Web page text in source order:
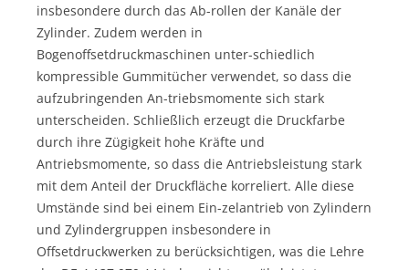
insbesondere durch das Ab-rollen der Kanäle der
Zylinder. Zudem werden in
Bogenoffsetdruckmaschinen unter-schiedlich
kompressible Gummitücher verwendet, so dass die
aufzubringenden An-triebsmomente sich stark
unterscheiden. Schließlich erzeugt die Druckfarbe
durch ihre Zügigkeit hohe Kräfte und
Antriebsmomente, so dass die Antriebsleistung stark
mit dem Anteil der Druckfläche korreliert. Alle diese
Umstände sind bei einem Ein-zelantrieb von Zylindern
und Zylindergruppen insbesondere in
Offsetdruckwerken zu berücksichtigen, was die Lehre